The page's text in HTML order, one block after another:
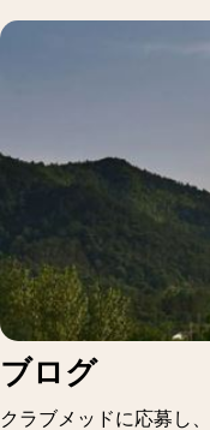
ブログ
クラブメッドに応募し